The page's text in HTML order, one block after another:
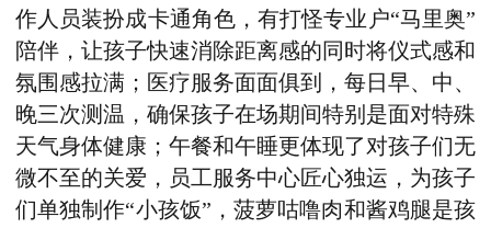
作人员装扮成卡通角色，有打怪专业户“马里奥”
陪伴，让孩子快速消除距离感的同时将仪式感和
氛围感拉满；医疗服务面面俱到，每日早、中、
晚三次测温，确保孩子在场期间特别是面对特殊
天气身体健康；午餐和午睡更体现了对孩子们无
微不至的关爱，员工服务中心匠心独运，为孩子
们单独制作“小孩饭”，菠萝咕噜肉和酱鸡腿是孩